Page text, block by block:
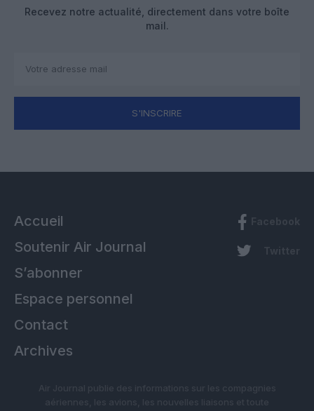
Recevez notre actualité, directement dans votre boîte
mail.
S'INSCRIRE
Accueil
Soutenir Air Journal
S’abonner
Espace personnel
Contact
Archives